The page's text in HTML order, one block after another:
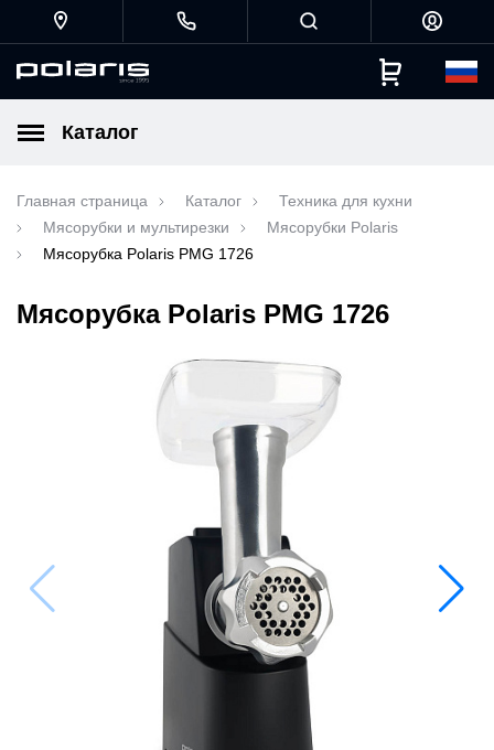
Каталог
Главная страница Каталог
Техника для кухни
Мясорубки и мультирезки
Мясорубки Polaris
Мясорубка Polaris PMG 1726
Мясорубка Polaris PMG 1726